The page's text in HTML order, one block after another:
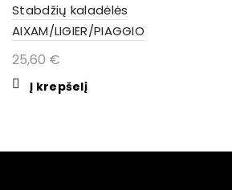
Stabdžių kaladėlės
AIXAM/LIGIER/PIAGGIO
25,60 €
Į krepšelį